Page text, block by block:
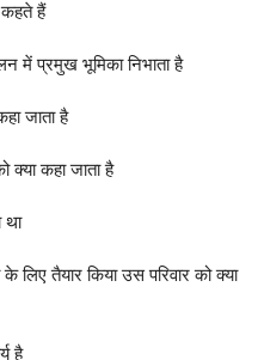
कहते हैं
में प्रमुख भूमिका निभाता है
जाता है
क्या कहा जाता है
था
तैयार किया उस परिवार को क्या
है